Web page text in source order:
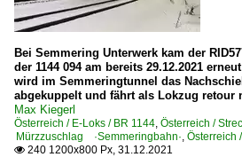
Bei Semmering Unterwerk kam der
der 1144 094 am bereits 29.12.2021
wird im Semmeringtunnel das
abgekuppelt und fährt als Lokzug retour
Max Kiegerl
Österreich / E-Loks / BR 1144, Österreich /
Mürzzuschlag ·Semmeringbahn·, Österreich
 240 1200x800 Px, 31.12.2021